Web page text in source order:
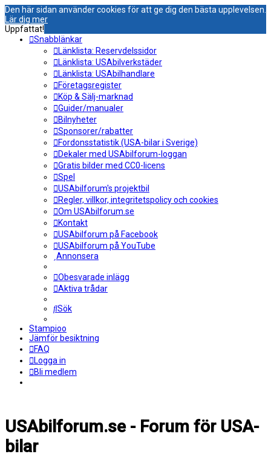
Den här sidan använder cookies för att ge dig den bästa upplevelsen.
Lär dig mer
Uppfattat!
Snabblänkar
Länklista: Reservdelssidor
Länklista: USAbilverkstäder
Länklista: USAbilhandlare
Företagsregister
Köp & Sälj-marknad
Guider/manualer
Bilnyheter
Sponsorer/rabatter
Fordonsstatistik (USA-bilar i Sverige)
Dekaler med USAbilforum-loggan
Gratis bilder med CC0-licens
Spel
USAbilforum's projektbil
Regler, villkor, integritetspolicy och cookies
Om USAbilforum.se
Kontakt
USAbilforum på Facebook
USAbilforum på YouTube
Annonsera
Obesvarade inlägg
Aktiva trådar
Sök
Stampioo
Jämför besiktning
FAQ
Logga in
Bli medlem
USAbilforum.se - Forum för USA-
bilar